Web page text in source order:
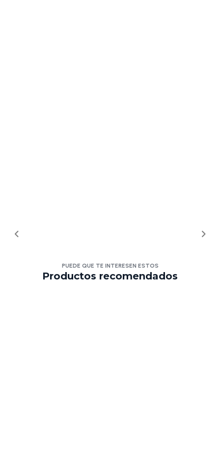
PUEDE QUE TE INTERESEN ESTOS
Productos recomendados